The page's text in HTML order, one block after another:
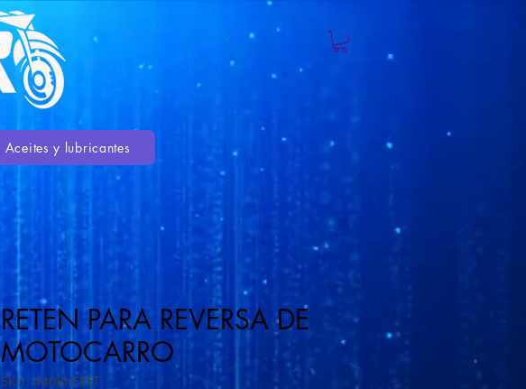
Aceites y lubricantes
RETEN PARA REVERSA DE
MOTOCARRO
SKU: 440RHFRET